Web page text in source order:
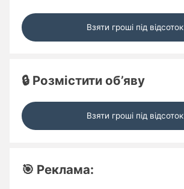
Взяти гроші під відсоток
🔒 Розмістити об’яву
Взяти гроші під відсоток
🎯 Реклама: